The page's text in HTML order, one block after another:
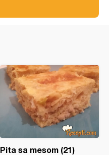
Pita sa mesom (21)